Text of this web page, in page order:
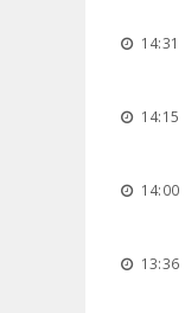
14:31
14:15
14:00
13:36